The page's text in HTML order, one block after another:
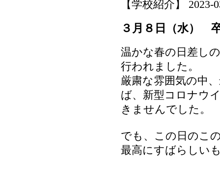
【学校紹介】 2023-
３月８日（水）
温かな春の日差し
行われました。
厳粛な雰囲気の中
ば、新型コロナウ
きませんでした。
でも、この日のこ
最高にすばらしい